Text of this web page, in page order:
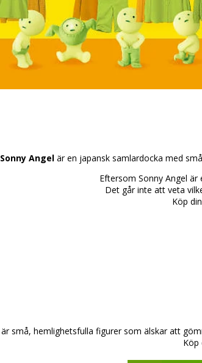
Sonny Angelär en japansk samlardocka med
Eftersom Sonny Angel är
Det går inte att veta
Köp din
är små, hemlighetsfulla figurer som älskar att
Köp